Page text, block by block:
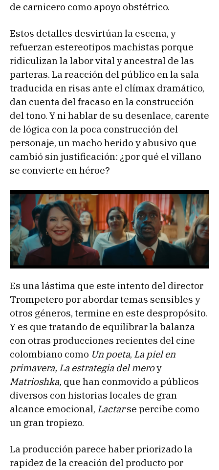
de carnicero como apoyo obstétrico.
Estos detalles desvirtúan la escena, y
refuerzan estereotipos machistas porque
ridiculizan la labor vital y ancestral de las
parteras. La reacción del público en la sala
traducida en risas ante el clímax dramático,
dan cuenta del fracaso en la construcción
del tono. Y ni hablar de su desenlace, carente
de lógica con la poca construcción del
personaje, un macho herido y abusivo que
cambió sin justificación: ¿por qué el villano
se convierte en héroe?
Es una lástima que este intento del director
Trompetero por abordar temas sensibles y
otros géneros, termine en este despropósito.
Y es que tratando de equilibrar la balanza
con otras producciones recientes del cine
colombiano como Un poeta, La piel en
primavera, La estrategia del meroy
Matrioshka, que han conmovido a públicos
diversos con historias locales de gran
alcance emocional, Lactarse percibe como
un gran tropiezo.
La producción parece haber priorizado la
rapidez de la creación del producto por